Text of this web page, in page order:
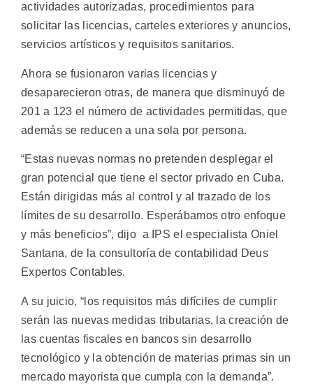
actividades autorizadas, procedimientos para
solicitar las licencias, carteles exteriores y anuncios,
servicios artísticos y requisitos sanitarios.
Ahora se fusionaron varias licencias y
desaparecieron otras, de manera que disminuyó de
201 a 123 el número de actividades permitidas, que
además se reducen a una sola por persona.
“Estas nuevas normas no pretenden desplegar el
gran potencial que tiene el sector privado en Cuba.
Están dirigidas más al control y al trazado de los
límites de su desarrollo. Esperábamos otro enfoque
y más beneficios”, dijo a IPS el especialista Oniel
Santana, de la consultoría de contabilidad Deus
Expertos Contables.
A su juicio, “los requisitos más difíciles de cumplir
serán las nuevas medidas tributarias, la creación de
las cuentas fiscales en bancos sin desarrollo
tecnológico y la obtención de materias primas sin un
mercado mayorista que cumpla con la demanda”.